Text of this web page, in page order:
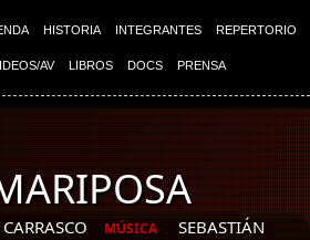
HISTORIA INTEGRANTES REPERTORIO
AV LIBROS DOCS PRENSA
MÚSICA
SEBASTIÁN